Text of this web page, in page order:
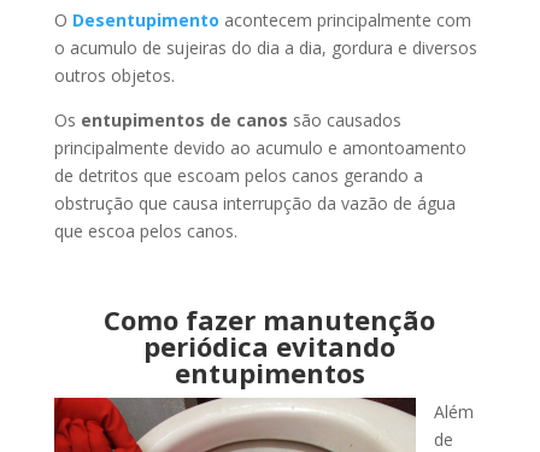
O Desentupimento acontecem principalmente com
o acumulo de sujeiras do dia a dia, gordura e diversos
outros objetos.
Os entupimentos de canos são causados
principalmente devido ao acumulo e amontoamento
de detritos que escoam pelos canos gerando a
obstrução que causa interrupção da vazão de água
que escoa pelos canos.
Como fazer manutenção
periódica evitando
entupimentos
Além
de